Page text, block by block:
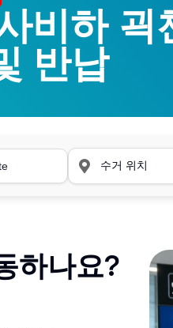
비하 괵
반납
라브존
반납
하나요?